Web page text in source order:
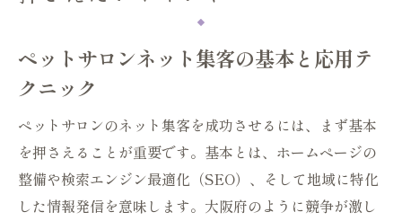
ペットサロンネット集客の基本と応用テ
クニック
ペットサロンのネット集客を成功させるには、まず基本
を押さえることが重要です。基本とは、ホームページの
整備や検索エンジン最適化（SEO）、そして地域に特化
した情報発信を意味します。大阪府のように競争が激し